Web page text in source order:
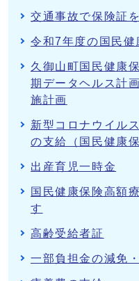
交通事故で保険証
令和7年度の国民健
久御山町国民健康
期データヘルス計
施計画
新型コロナウイル
の支給（国民健康保
出産育児一時金
国民健康保険高額
す
高齢受給者証
一部負担金の減免